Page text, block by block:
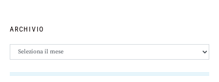
ARCHIVIO
Archivio